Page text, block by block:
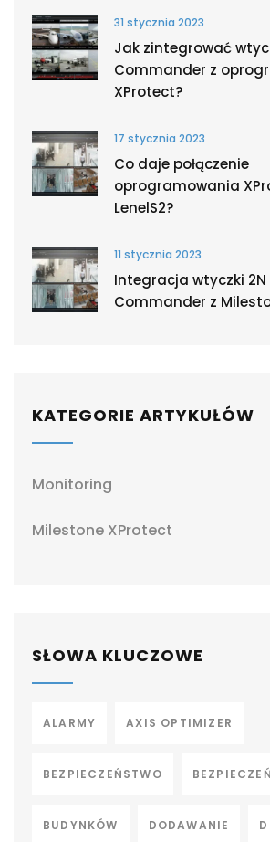
31 stycznia 2023
Jak zintegrować
Commander z
XProtect?
17 stycznia 2023
Co daje połączenie
oprogramowania
LenelS2?
11 stycznia 2023
Integracja wtyczki 2N
Commander z
KATEGORIE ARTYKUŁÓW
Monitoring
Milestone XProtect
SŁOWA KLUCZOWE
ALARMY AXIS OPTIMIZER
BEZPIECZEŃSTWO
BUDYNKÓW DODAWANIE